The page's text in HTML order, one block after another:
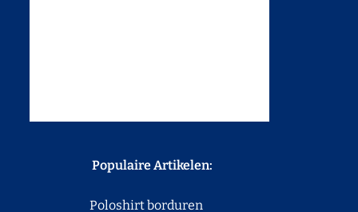
Populaire Artikelen:
Poloshirt borduren